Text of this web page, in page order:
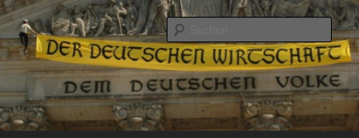
Reizzentrum
Politik, Wirtschaft, Soziales und Gesellschaft